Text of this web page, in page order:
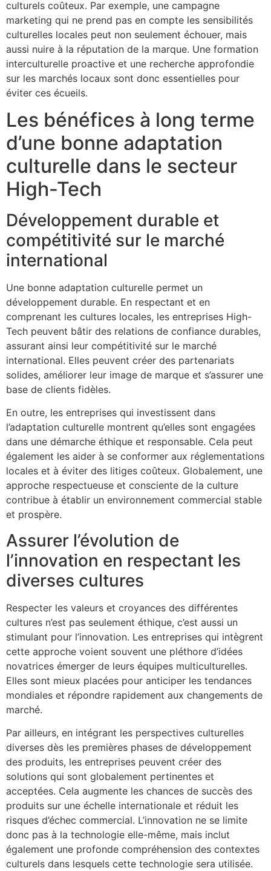
culturels coûteux. Par exemple, une campagne
marketing qui ne prend pas en compte les sensibilités
culturelles locales peut non seulement échouer, mais
aussi nuire à la réputation de la marque. Une formation
interculturelle proactive et une recherche approfondie
sur les marchés locaux sont donc essentielles pour
éviter ces écueils.
Les bénéfices à long terme
d’une bonne adaptation
culturelle dans le secteur
High-Tech
Développement durable et
compétitivité sur le marché
international
Une bonne adaptation culturelle permet un
développement durable. En respectant et en
comprenant les cultures locales, les entreprises High-
Tech peuvent bâtir des relations de confiance durables,
assurant ainsi leur compétitivité sur le marché
international. Elles peuvent créer des partenariats
solides, améliorer leur image de marque et s’assurer une
base de clients fidèles.
En outre, les entreprises qui investissent dans
l’adaptation culturelle montrent qu’elles sont engagées
dans une démarche éthique et responsable. Cela peut
également les aider à se conformer aux réglementations
locales et à éviter des litiges coûteux. Globalement, une
approche respectueuse et consciente de la culture
contribue à établir un environnement commercial stable
et prospère.
Assurer l’évolution de
l’innovation en respectant les
diverses cultures
Respecter les valeurs et croyances des différentes
cultures n’est pas seulement éthique, c’est aussi un
stimulant pour l’innovation. Les entreprises qui intègrent
cette approche voient souvent une pléthore d’idées
novatrices émerger de leurs équipes multiculturelles.
Elles sont mieux placées pour anticiper les tendances
mondiales et répondre rapidement aux changements de
marché.
Par ailleurs, en intégrant les perspectives culturelles
diverses dès les premières phases de développement
des produits, les entreprises peuvent créer des
solutions qui sont globalement pertinentes et
acceptées. Cela augmente les chances de succès des
produits sur une échelle internationale et réduit les
risques d’échec commercial. L’innovation ne se limite
donc pas à la technologie elle-même, mais inclut
également une profonde compréhension des contextes
culturels dans lesquels cette technologie sera utilisée.